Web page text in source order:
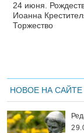
24 июня.
Иоанна
Торжество
НОВОЕ НА САЙТЕ